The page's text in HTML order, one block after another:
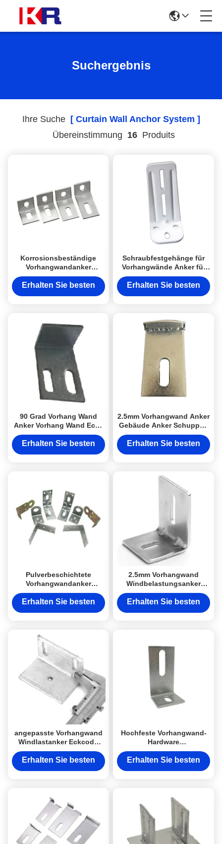
Suchergebnis
Ihre Suche[ Curtain Wall Anchor System ]
Übereinstimmung 16Produits
Korrosionsbeständige
Vorhangwandanker
Aluminiumlegierung Anker
im Gebäude
Erhalten Sie besten
Schraubfestgehänge für
Vorhangwände Anker für
Vorhangschienen
Erhalten Sie besten
90 Grad Vorhang Wand
Anker Vorhang Wand Ecke
Code anpassbar
Erhalten Sie besten
2.5mm Vorhangwand Anker
Gebäude Anker Schuppen
zum Beton
Erhalten Sie besten
Pulverbeschichtete
Vorhangwandanker
Aluminiumlegierung 90°
Ankerbaumaterialien
Erhalten Sie besten
2.5mm Vorhangwand
Windbelastungsanker
Vorhangwand Ankersystem
anpassbar
Erhalten Sie besten
angepasste Vorhangwand
Windlastanker Eckcode
Anker Baumaterialien
Erhalten Sie besten
Hochfeste Vorhangwand-
Hardware
Ankerbaumaterialien
Erhalten Sie besten